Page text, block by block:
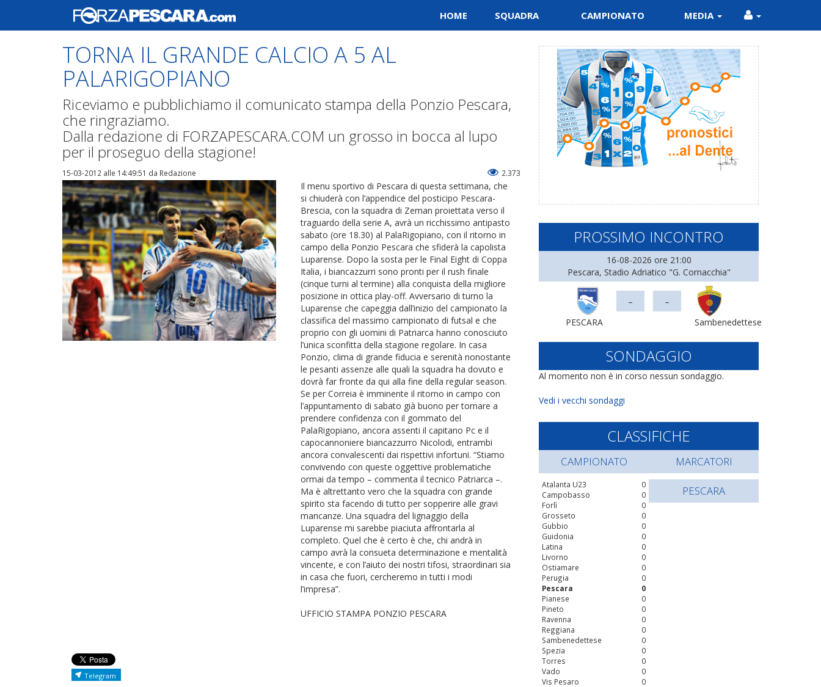
HOME SQUADRA CAMPIONATO MEDIA
TORNA IL GRANDE CALCIO A 5 AL
PALARIGOPIANO
Riceviamo e pubblichiamo il comunicato stampa della Ponzio Pescara,
che ringraziamo.
Dalla redazione di FORZAPESCARA.COM un grosso in bocca al lupo
per il proseguo della stagione!
15-03-2012 alle 14:49:51 da Redazione 2.373
Il menu sportivo di Pescara di questa settimana, che
si chiuderà con l’appendice del posticipo Pescara-
Brescia, con la squadra di Zeman proiettata verso il
traguardo della serie A, avrà un ricchissimo antipasto
sabato (ore 18.30) al PalaRigopiano, con il ritorno in
campo della Ponzio Pescara che sfiderà la capolista
Luparense. Dopo la sosta per le Final Eight di Coppa
Italia, i biancazzurri sono pronti per il rush finale
(cinque turni al termine) alla conquista della migliore
posizione in ottica play-off. Avversario di turno la
Luparense che capeggia dall’inizio del campionato la
classifica del massimo campionato di futsal e che
proprio con gli uomini di Patriarca hanno conosciuto
l’unica sconfitta della stagione regolare. In casa
Ponzio, clima di grande fiducia e serenità nonostante
le pesanti assenze alle quali la squadra ha dovuto e
dovrà far fronte da qui alla fine della regular season.
Se per Correia è imminente il ritorno in campo con
l’appuntamento di sabato già buono per tornare a
prendere confidenza con il gommato del
PalaRigopiano, ancora assenti il capitano Pc e il
capocannoniere biancazzurro Nicolodi, entrambi
ancora convalescenti dai rispettivi infortuni. “Stiamo
convivendo con queste oggettive problematiche
ormai da tempo – commenta il tecnico Patriarca –.
Ma è altrettanto vero che la squadra con grande
spirito sta facendo di tutto per sopperire alle gravi
mancanze. Una squadra del lignaggio della
Luparense mi sarebbe piaciuta affrontarla al
completo. Quel che è certo è che, chi andrà in
campo avrà la consueta determinazione e mentalità
vincente, e con l’aiuto dei nostri tifosi, straordinari sia
in casa che fuori, cercheremo in tutti i modi
l’impresa”.
UFFICIO STAMPA PONZIO PESCARA
Telegram
PROSSIMO INCONTRO
16-08-2026 ore 21:00
Pescara, Stadio Adriatico "G. Cornacchia"
PESCARA
- -
Sambenedettese
SONDAGGIO
Al momento non è in corso nessun sondaggio.
Vedi i vecchi sondaggi
CLASSIFICHE
CAMPIONATO
0
Atalanta U23
0
Campobasso
0
Forlì
0
Grosseto
0
Gubbio
0
Guidonia
0
Latina
0
Livorno
0
Ostiamare
0
Perugia
0
Pescara
0
Pianese
0
Pineto
0
Ravenna
0
Reggiana
0
Sambenedettese
0
Spezia
0
Torres
0
Vado
0
Vis Pesaro
MARCATORI
PESCARA